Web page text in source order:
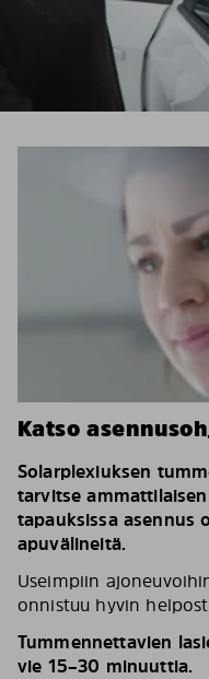
Katso
Solarplexiuksen
tarvitse
tapauksissa asennus
apuvälineitä.
Useimpiin
onnistuu hyvin
Tummennettavien
vie 15–30 minuuttia.